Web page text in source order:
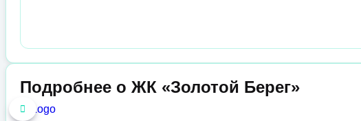
Подробнее о ЖК «Золотой Берег»